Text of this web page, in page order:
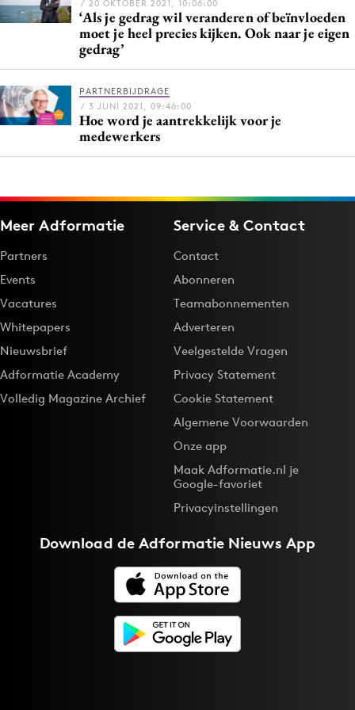
Bureaus
Contentmarketing
Craft
Customer Experience
Data & Insights
Digital transformation
Diversiteit
Effectiviteit
Gedragsverandering
Influencer marketing
Interne communicatie
Martech
Media
Merkstrategie
/ 20 OKTOBER 2021, 10:06:00
‘Als je gedrag wil veranderen of beïnvloeden
moet je heel precies kijken. Ook naar je eigen
gedrag’
PARTNERBIJDRAGE
/ 3 JUNI 2021, 09:46:00
Hoe word je aantrekkelijk voor je
medewerkers
Meer Adformatie
Partners
Events
Vacatures
Whitepapers
Nieuwsbrief
Adformatie Academy
Volledig Magazine Archief
Service & Contact
Contact
Abonneren
Teamabonnementen
Adverteren
Veelgestelde Vragen
Privacy Statement
Cookie Statement
Algemene Voorwaarden
Onze app
Maak Adformatie.nl je
Google-favoriet
Privacyinstellingen
Download deAdformatie Nieuws App